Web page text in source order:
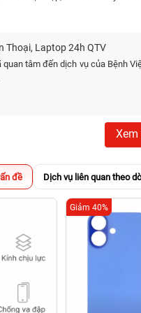
đổi theo tùy thời điểm, quý
Thoại, Laptop 24h QTV
quan tâm đến dịch vụ của Bệnh
Xem
đề Dịch vụ liên quan theo
Giảm 40%